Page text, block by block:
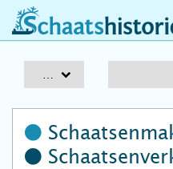
schaatshistorie.nl